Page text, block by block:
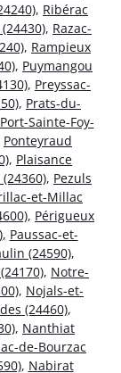
, Ribérac
, Razac-
, Rampieux
, Puymangou
, Preyssac-
, Prats-du-
Port-Sainte-Foy-
Ponteyraud
, Plaisance
, Pezuls
et-Millac
, Périgueux
, Paussac-et-
(24590),
, Notre-
, Nojals-et-
(24460),
, Nanthiat
de-Bourzac
, Nabirat